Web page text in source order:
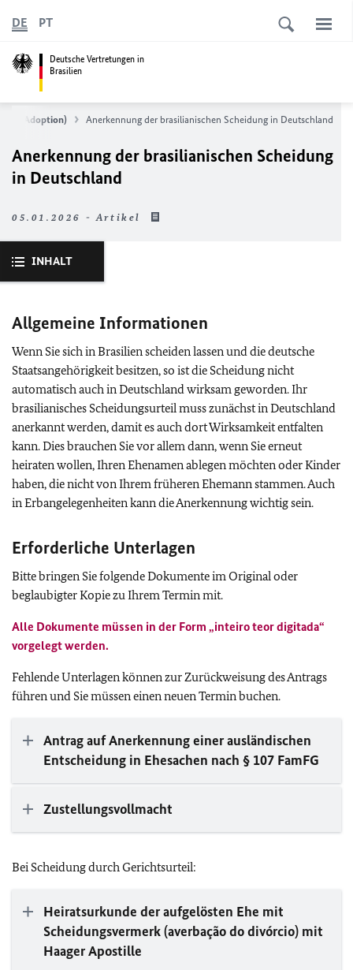
Deutsche Vertretungen in
Brasilien
DE PT
Tod, Adoption) Anerkennung der brasilianischen Scheidung in Deutschland
Anerkennung der brasilianischen Scheidung
in Deutschland
05.01.2026 - Artikel
INHALT
Allgemeine Informationen
Wenn Sie sich in Brasilien scheiden lassen und die deutsche
Staatsangehörigkeit besitzen, so ist die Scheidung nicht
automatisch auch in Deutschland wirksam geworden. Ihr
brasilianisches Scheidungsurteil muss zunächst in Deutschland
anerkannt werden, damit es auch dort Wirksamkeit entfalten
kann. Dies brauchen Sie vor allem dann, wenn Sie erneut
heiraten wollen, Ihren Ehenamen ablegen möchten oder Kinder
haben, die nicht von Ihrem früheren Ehemann stammen. Auch
in Erbangelegenheiten kann die Anerkennung wichtig sein.
Erforderliche Unterlagen
Bitte bringen Sie folgende Dokumente im Original oder
beglaubigter Kopie zu Ihrem Termin mit.
Alle Dokumente müssen in der Form „inteiro teor digitada“
vorgelegt werden.
Fehlende Unterlagen können zur Zurückweisung des Antrags
führen und Sie müssen einen neuen Termin buchen.
Antrag auf Anerkennung einer ausländischen
Entscheidung in Ehesachen nach § 107 FamFG
Zustellungsvollmacht
Bei Scheidung durch Gerichtsurteil:
Heiratsurkunde der aufgelösten Ehe mit
Scheidungsvermerk (averbação do divórcio) mit
Haager Apostille